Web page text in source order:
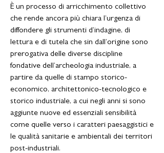
È un processo di arricchimento collettivo
che rende ancora più chiara l’urgenza di
diffondere gli strumenti d’indagine, di
lettura e di tutela che sin dall’origine sono
prerogativa delle diverse discipline
fondative dell’archeologia industriale, a
partire da quelle di stampo storico-
economico, architettonico-tecnologico e
storico industriale, a cui negli anni si sono
aggiunte nuove ed essenziali sensibilità
come quelle verso i caratteri paesaggistici e
le qualità sanitarie e ambientali dei territori
post-industriali.